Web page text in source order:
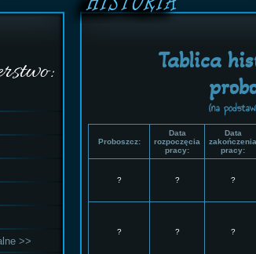
>>
Tablica
(na
Proboszcz:
Data
rozpoczęcia
pracy:
Data
zakończenia
pracy:
? ? ?
? ? ?